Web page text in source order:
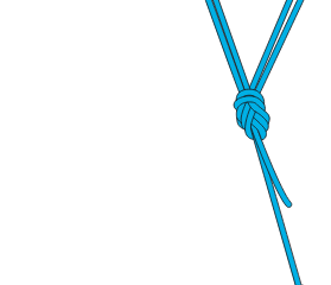
que nous ne décrivons pas ici.